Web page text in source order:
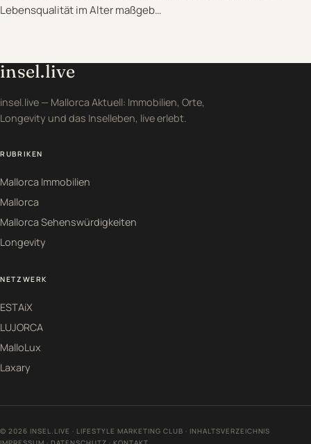
Lebensqualität im Alter maßgeb…
insel.live
insel.live — Mallorca Aktuell: Immobilien, Orte,
Longevity und das Inselleben, live erlebt.
RUBRIKEN
Mallorca Immobilien
Mallorca
Mallorca Sehenswürdigkeiten
Longevity
NETZWERK
ESTAiX
LUJORCA
MalloLux
Laxary
© 2026 INSEL.LIVE · LIFESTYLE MARKETING CLUB · INHALTSVERZEICHNIS